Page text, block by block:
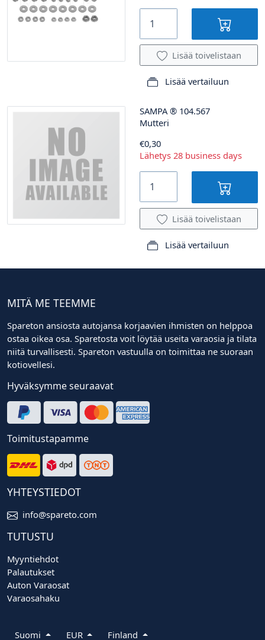
Lisää toivelistaan
Lisää vertailuun
SAMPA® 104.567
Mutteri
€0,30
Lähetys 28 business days
Lisää toivelistaan
Lisää vertailuun
MITÄ ME TEEMME
Spareton ansiosta autojansa korjaavien ihmisten on helppoa
ostaa oikea osa. Sparetosta voit löytää useita varaosia ja tilata
niitä turvallisesti. Spareton vastuulla on toimittaa ne suoraan
kotiovellesi.
Hyväksymme seuraavat
Toimitustapamme
YHTEYSTIEDOT
info@spareto.com
TUTUSTU
Myyntiehdot
Palautukset
Auton Varaosat
Varaosahaku
Suomi EUR Finland